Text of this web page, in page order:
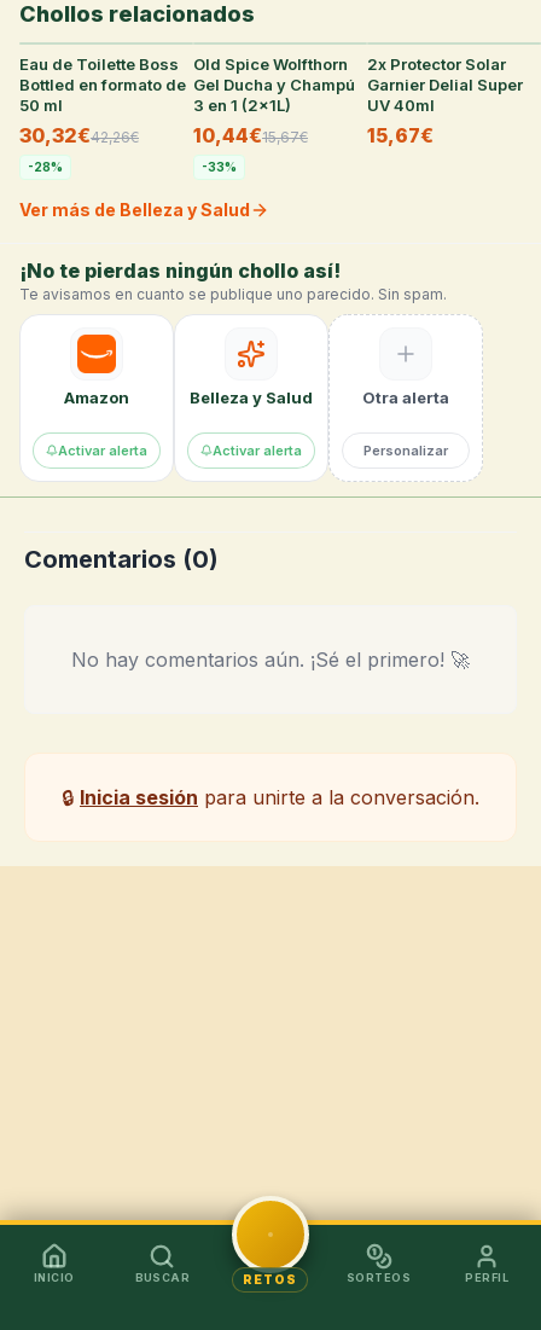
Chollos relacionados
34°
Eau de Toilette Boss
Bottled en formato de
50 ml
30,32€42,26€
-28%
33°
Old Spice Wolfthorn
Gel Ducha y Champú
3 en 1 (2x1L)
10,44€15,67€
-33%
31
2x Protector Solar
Garnier Delial Super
UV 40ml
15,67€
Ver más de Belleza y Salud
¡No te pierdas ningún chollo así!
Te avisamos en cuanto se publique uno parecido. Sin spam.
Amazon
Activar alerta
Belleza y Salud
Activar alerta
Otra alerta
Personalizar
Comentarios (0)
No hay comentarios aún. ¡Sé el primero! 🚀
🔒 Inicia sesión para unirte a la conversación.
INICIO BUSCAR RETOS SORTEOS PERFIL